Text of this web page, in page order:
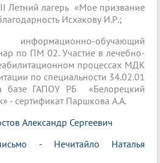
Летний лагерь «Мое призвание
Исхакову И.Р.;
обучающий
по ПМ 02. Участие в лечебно-
процессах МДК
по специальности 34.02.01
базе ГАПОУ РБ «Белорецкий
- сертификат Паршкова А.А.
Александр Сергеевич
- Нечитайло Наталья